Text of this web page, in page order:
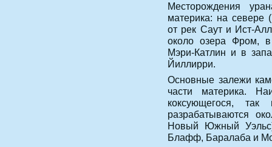
Месторождения
материка: на севере
от рек Саут и Ист-
около озера Фром,
Мэри-Катлин и в
Йиллирри.
Основные залежи
части материка.
коксующегося, так
разрабатываются
Новый Южный
Блафф, Баралаба и